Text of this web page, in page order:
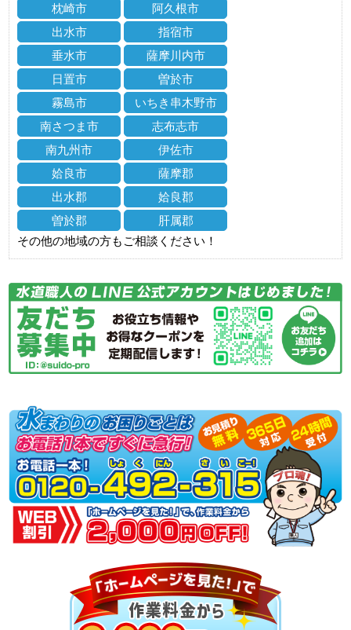
枕崎市
阿久根市
出水市
指宿市
垂水市
薩摩川内市
日置市
曽於市
霧島市
いちき串木野市
南さつま市
志布志市
南九州市
伊佐市
姶良市
薩摩郡
出水郡
姶良郡
曽於郡
肝属郡
その他の地域の方もご相談ください！